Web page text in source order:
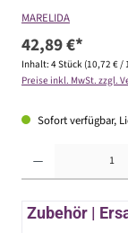
MARELIDA
42,89 €*
Inhalt: 4 Stück (10,72 € /
Preise inkl. MwSt. zzgl.
Sofort verfügbar,
Zubehör |